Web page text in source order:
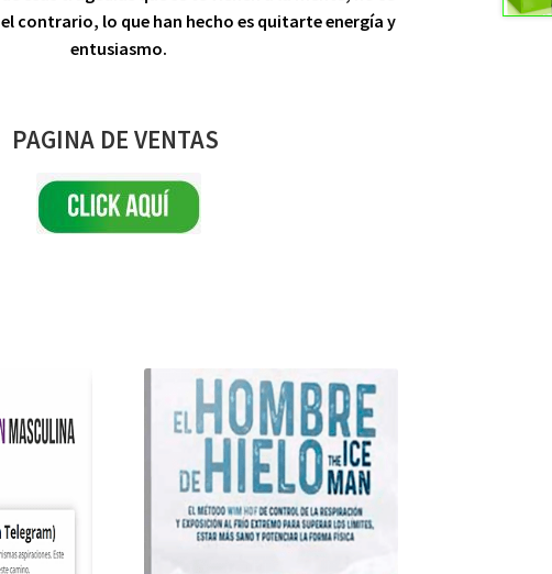
contrario, lo que han hecho es quitarte energía y
entusiasmo.
PAGINA DE VENTAS